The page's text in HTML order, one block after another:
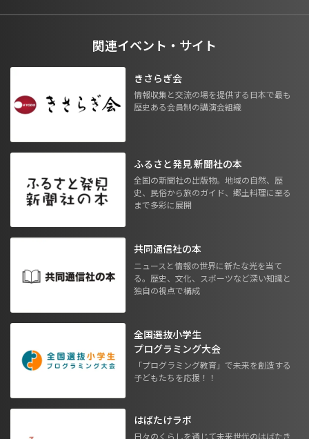
関連イベント・サイト
きさらぎ会
情報収集と交流の場を提供する日本で最も
歴史ある会員制の講演会組織
ふるさと発見 新聞社の本
全国の新聞社の出版物。地域の自然、歴
史、民俗から旅のガイド、郷土料理に至る
まで多彩に展開
共同通信社の本
ニュースと情報の世界に新たな光を当て
る。歴史、文化、スポーツなど深い知識と
独自の視点で構成
全国選抜小学生
プログラミング大会
「プログラミング教育」で未来を創造する
子どもたちを応援！！
はばたけラボ
日々のくらしを通じて未来世代のはばたき